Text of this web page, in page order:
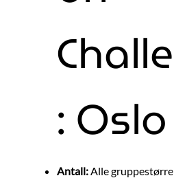
: Oslo
Antall: Alle